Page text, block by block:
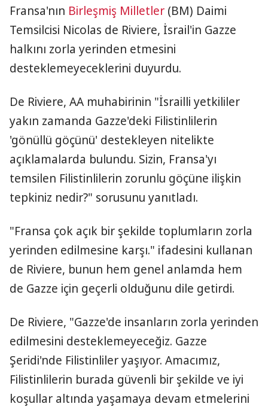
Fransa'nın Birleşmiş Milletler (BM) Daimi
Temsilcisi Nicolas de Riviere, İsrail'in Gazze
halkını zorla yerinden etmesini
desteklemeyeceklerini duyurdu.
De Riviere, AA muhabirinin "İsrailli yetkililer
yakın zamanda Gazze'deki Filistinlilerin
'gönüllü göçünü' destekleyen nitelikte
açıklamalarda bulundu. Sizin, Fransa'yı
temsilen Filistinlilerin zorunlu göçüne ilişkin
tepkiniz nedir?" sorusunu yanıtladı.
"Fransa çok açık bir şekilde toplumların zorla
yerinden edilmesine karşı." ifadesini kullanan
de Riviere, bunun hem genel anlamda hem
de Gazze için geçerli olduğunu dile getirdi.
De Riviere, "Gazze'de insanların zorla yerinden
edilmesini desteklemeyeceğiz. Gazze
Şeridi'nde Filistinliler yaşıyor. Amacımız,
Filistinlilerin burada güvenli bir şekilde ve iyi
koşullar altında yaşamaya devam etmelerini